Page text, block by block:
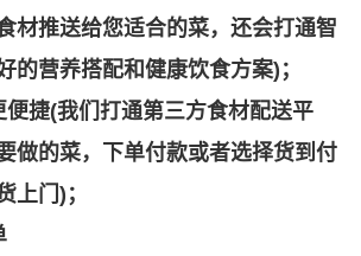
材推送给您适合的菜，还会打通智
的营养搭配和健康饮食方案)；
捷(我们打通第三方食材配送平
做的菜，下单付款或者选择货到付
上门)；